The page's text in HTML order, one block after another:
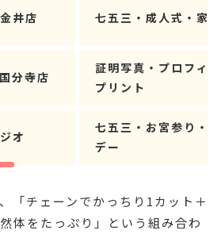
井店 七五三・成人式・家
分寺店
証明写真・プロフィ
プリント
オ
七五三・お宮参り・
デー
「チェーンでかっちり1カット＋
体をたっぷり」という組み合わ